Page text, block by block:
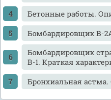
Бетонные работы.
Бомбардировщик В-
Бомбардировщик
В-1. Краткая
Бронхиальная